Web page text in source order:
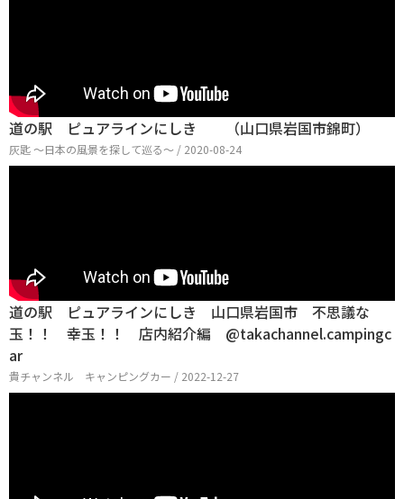
道の駅 ピュアラインにしき （山口県岩国市錦町）
灰匙 〜日本の風景を探して巡る〜 / 2020-08-24
道の駅 ピュアラインにしき 山口県岩国市 不思議な
玉！！ 幸玉！！ 店内紹介編 @takachannel.campingc
ar
貴チャンネル キャンピングカー / 2022-12-27